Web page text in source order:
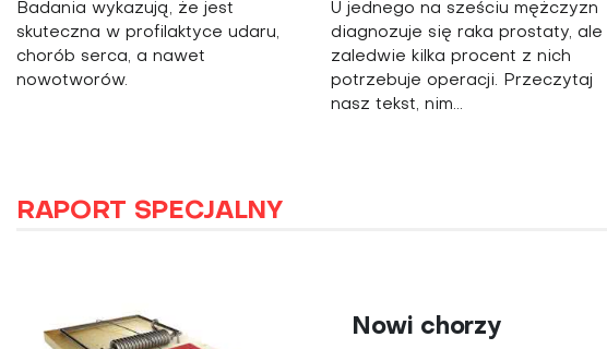
Badania wykazują, że jest
skuteczna w profilaktyce udaru,
chorób serca, a nawet
nowotworów.
U jednego na sześciu mężczyzn
diagnozuje się raka prostaty, ale
zaledwie kilka procent z nich
potrzebuje operacji. Przeczytaj
nasz tekst, nim...
RAPORT SPECJALNY
Nowi chorzy